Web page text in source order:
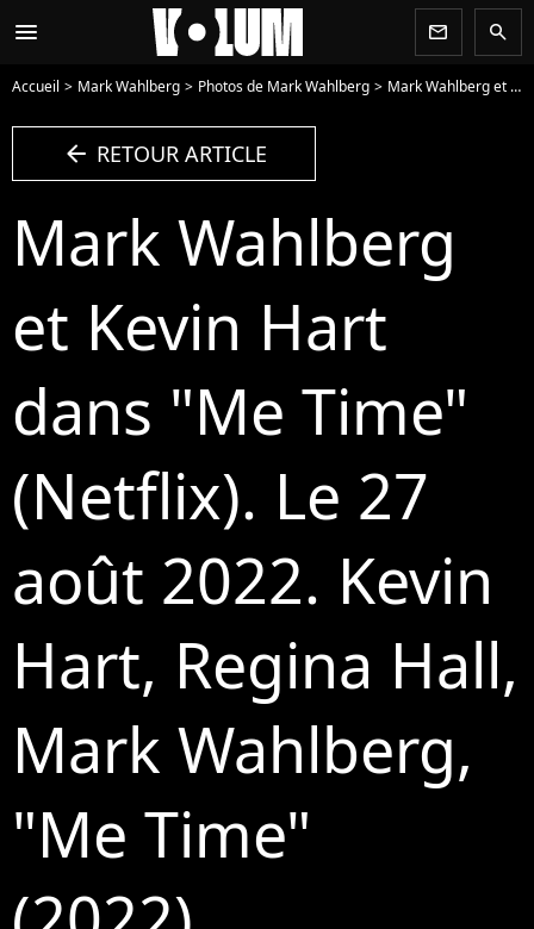
menu newsletter search
Accueil Mark Wahlberg Photos de Mark Wahlberg Mark Wahlberg et Kevin Hart dans "Me Time" (Netflix). Le 27 août 2022. Kevin Hart, Regina Hall, Mark Wahlberg, "Me Time" (2022)., - Photo
arrow_left RETOUR ARTICLE
Mark Wahlberg
et Kevin Hart
dans "Me Time"
(Netflix). Le 27
août 2022. Kevin
Hart, Regina Hall,
Mark Wahlberg,
"Me Time"